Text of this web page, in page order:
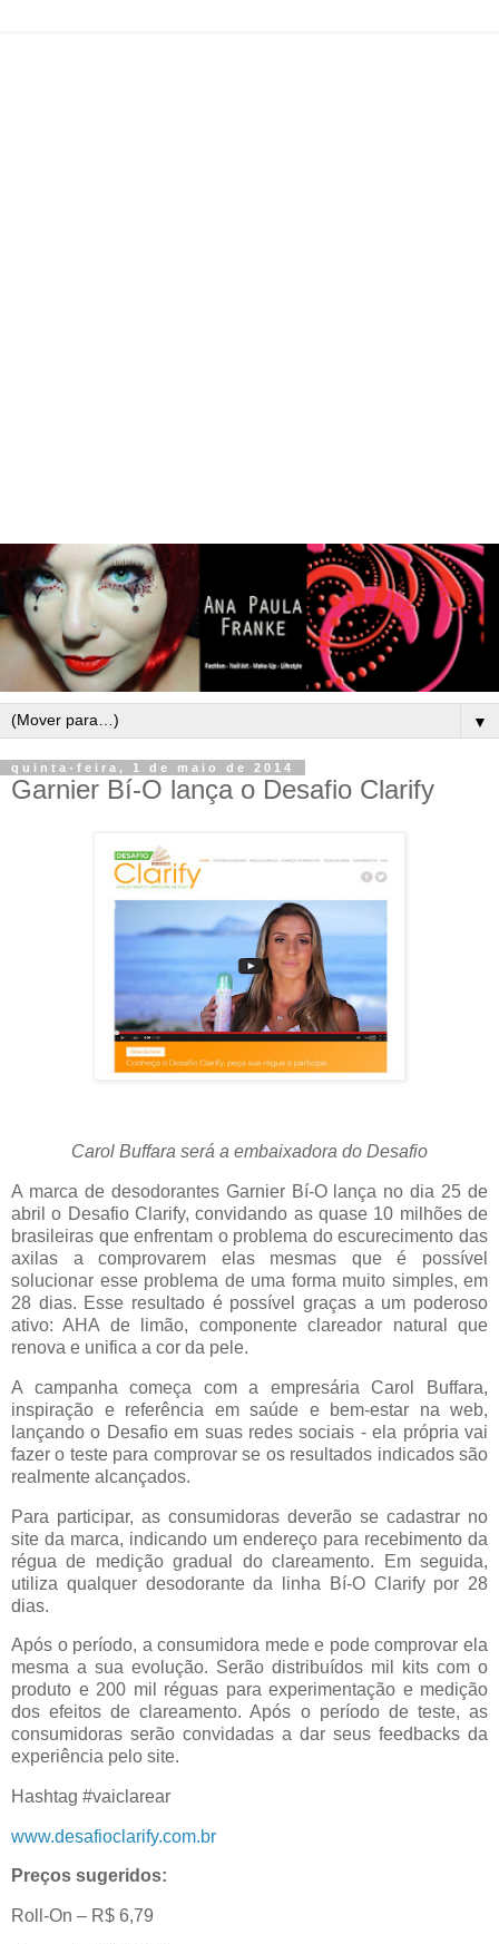
▼
quinta-feira, 1 de maio de 2014
Garnier Bí-O lança o Desafio Clarify
Carol Buffara será a embaixadora do Desafio
A marca de desodorantes Garnier Bí-O lança no dia 25 de
abril o Desafio Clarify, convidando as quase 10 milhões de
brasileiras que enfrentam o problema do escurecimento das
axilas a comprovarem elas mesmas que é possível
solucionar esse problema de uma forma muito simples, em
28 dias. Esse resultado é possível graças a um poderoso
ativo: AHA de limão, componente clareador natural que
renova e unifica a cor da pele.
A campanha começa com a empresária Carol Buffara,
inspiração e referência em saúde e bem-estar na web,
lançando o Desafio em suas redes sociais - ela própria vai
fazer o teste para comprovar se os resultados indicados são
realmente alcançados.
Para participar, as consumidoras deverão se cadastrar no
site da marca, indicando um endereço para recebimento da
régua de medição gradual do clareamento. Em seguida,
utiliza qualquer desodorante da linha Bí-O Clarify por 28
dias.
Após o período, a consumidora mede e pode comprovar ela
mesma a sua evolução. Serão distribuídos mil kits com o
produto e 200 mil réguas para experimentação e medição
dos efeitos de clareamento. Após o período de teste, as
consumidoras serão convidadas a dar seus feedbacks da
experiência pelo site.
Hashtag #vaiclarear
www.desafioclarify.com.br
Preços sugeridos:
Roll-On – R$ 6,79